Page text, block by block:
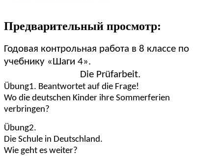
Предварительный просмотр:
Годовая контрольная работа в 8 классе по
учебнику «Шаги 4».
Die Prüfarbeit.
Übung1. Beantwortet auf die Frage!
Wo die deutschen Kinder ihre Sommerferien
verbringen?
Übung2.
Die Schule in Deutschland.
Wie geht es weiter?